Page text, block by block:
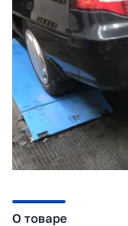
О товаре